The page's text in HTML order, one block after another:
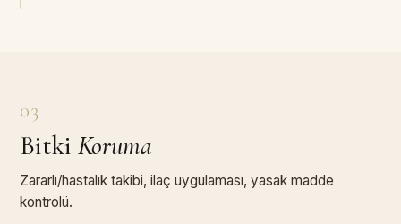
03
Bitki Koruma
Zararlı/hastalık takibi, ilaç uygulaması, yasak madde
kontrolü.